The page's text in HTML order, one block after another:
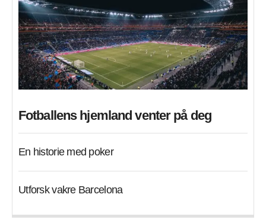
Fotballens hjemland venter på deg
En historie med poker
Utforsk vakre Barcelona